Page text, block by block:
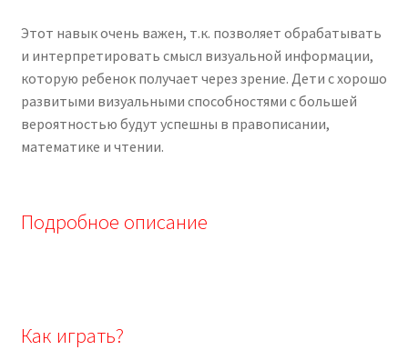
Этот навык очень важен, т.к. позволяет обрабатывать
и интерпретировать смысл визуальной информации,
которую ребенок получает через зрение. Дети с хорошо
развитыми визуальными способностями с большей
вероятностью будут успешны в правописании,
математике и чтении.
Подробное описание
Как играть?